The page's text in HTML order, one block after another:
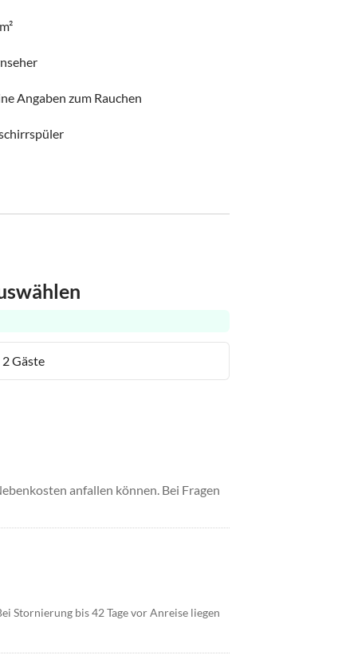
Angaben zum Rauchen
anfallen können. Bei Fragen
Stornierung bis 42 Tage vor Anreise liegen